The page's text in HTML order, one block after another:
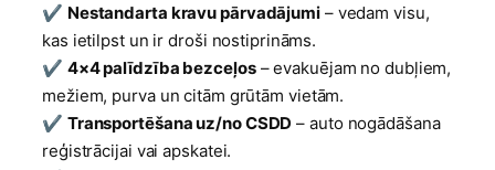
✔ Nestandarta kravu pārvadājumi– vedam visu,
kas ietilpst un ir droši nostiprināms.
✔ 4×4 palīdzība bezceļos– evakuējam no dubļiem,
mežiem, purva un citām grūtām vietām.
✔ Transportēšana uz/no CSDD – auto nogādāšana
reģistrācijai vai apskatei.